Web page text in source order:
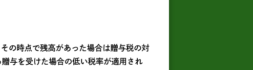
の時点で残高があった場合は贈与税の対
与を受けた場合の低い税率が適用され